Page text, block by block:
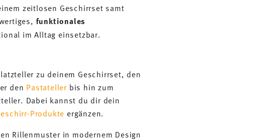
zeitlosen Geschirrset samt
funktionales
im Alltag einsetzbar.
zu deinem Geschirrset, den
den Pastateller bis hin zum
Dabei kannst du dir dein
Produkte ergänzen.
Rillenmuster in modernem Design